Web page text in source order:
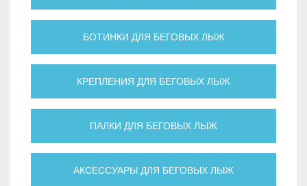
БОТИНКИ ДЛЯ БЕГОВЫХ ЛЫЖ
КРЕПЛЕНИЯ ДЛЯ БЕГОВЫХ ЛЫЖ
ПАЛКИ ДЛЯ БЕГОВЫХ ЛЫЖ
АКСЕССУАРЫ ДЛЯ БЕГОВЫХ ЛЫЖ